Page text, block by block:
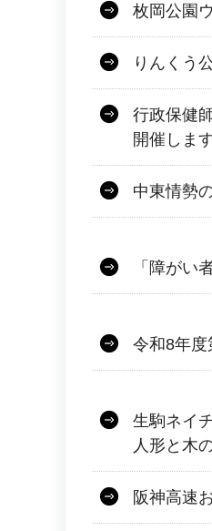
枚岡公園
りんくう
行政保健
開催しま
中東情勢
「障がい
令和8年度
生駒ネイ
人形と木
阪神高速